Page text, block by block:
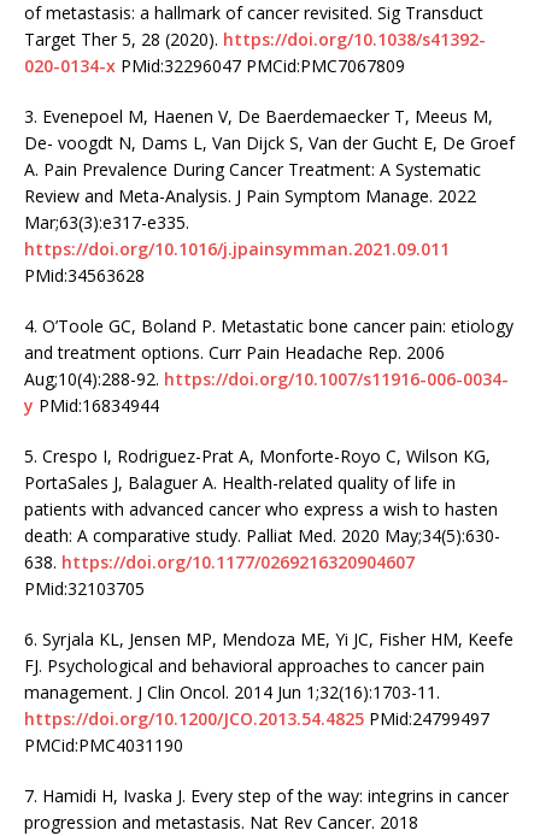
of metastasis: a hallmark of cancer revisited. Sig Transduct
Target Ther 5, 28 (2020). https://doi.org/10.1038/s41392-
020-0134-x PMid:32296047 PMCid:PMC7067809
3. Evenepoel M, Haenen V, De Baerdemaecker T, Meeus M,
De- voogdt N, Dams L, Van Dijck S, Van der Gucht E, De Groef
A. Pain Prevalence During Cancer Treatment: A Systematic
Review and Meta-Analysis. J Pain Symptom Manage. 2022
Mar;63(3):e317-e335.
https://doi.org/10.1016/j.jpainsymman.2021.09.011
PMid:34563628
4. O’Toole GC, Boland P. Metastatic bone cancer pain: etiology
and treatment options. Curr Pain Headache Rep. 2006
Aug;10(4):288-92. https://doi.org/10.1007/s11916-006-0034-
y PMid:16834944
5. Crespo I, Rodriguez-Prat A, Monforte-Royo C, Wilson KG,
PortaSales J, Balaguer A. Health-related quality of life in
patients with advanced cancer who express a wish to hasten
death: A comparative study. Palliat Med. 2020 May;34(5):630-
638. https://doi.org/10.1177/0269216320904607
PMid:32103705
6. Syrjala KL, Jensen MP, Mendoza ME, Yi JC, Fisher HM, Keefe
FJ. Psychological and behavioral approaches to cancer pain
management. J Clin Oncol. 2014 Jun 1;32(16):1703-11.
https://doi.org/10.1200/JCO.2013.54.4825 PMid:24799497
PMCid:PMC4031190
7. Hamidi H, Ivaska J. Every step of the way: integrins in cancer
progression and metastasis. Nat Rev Cancer. 2018